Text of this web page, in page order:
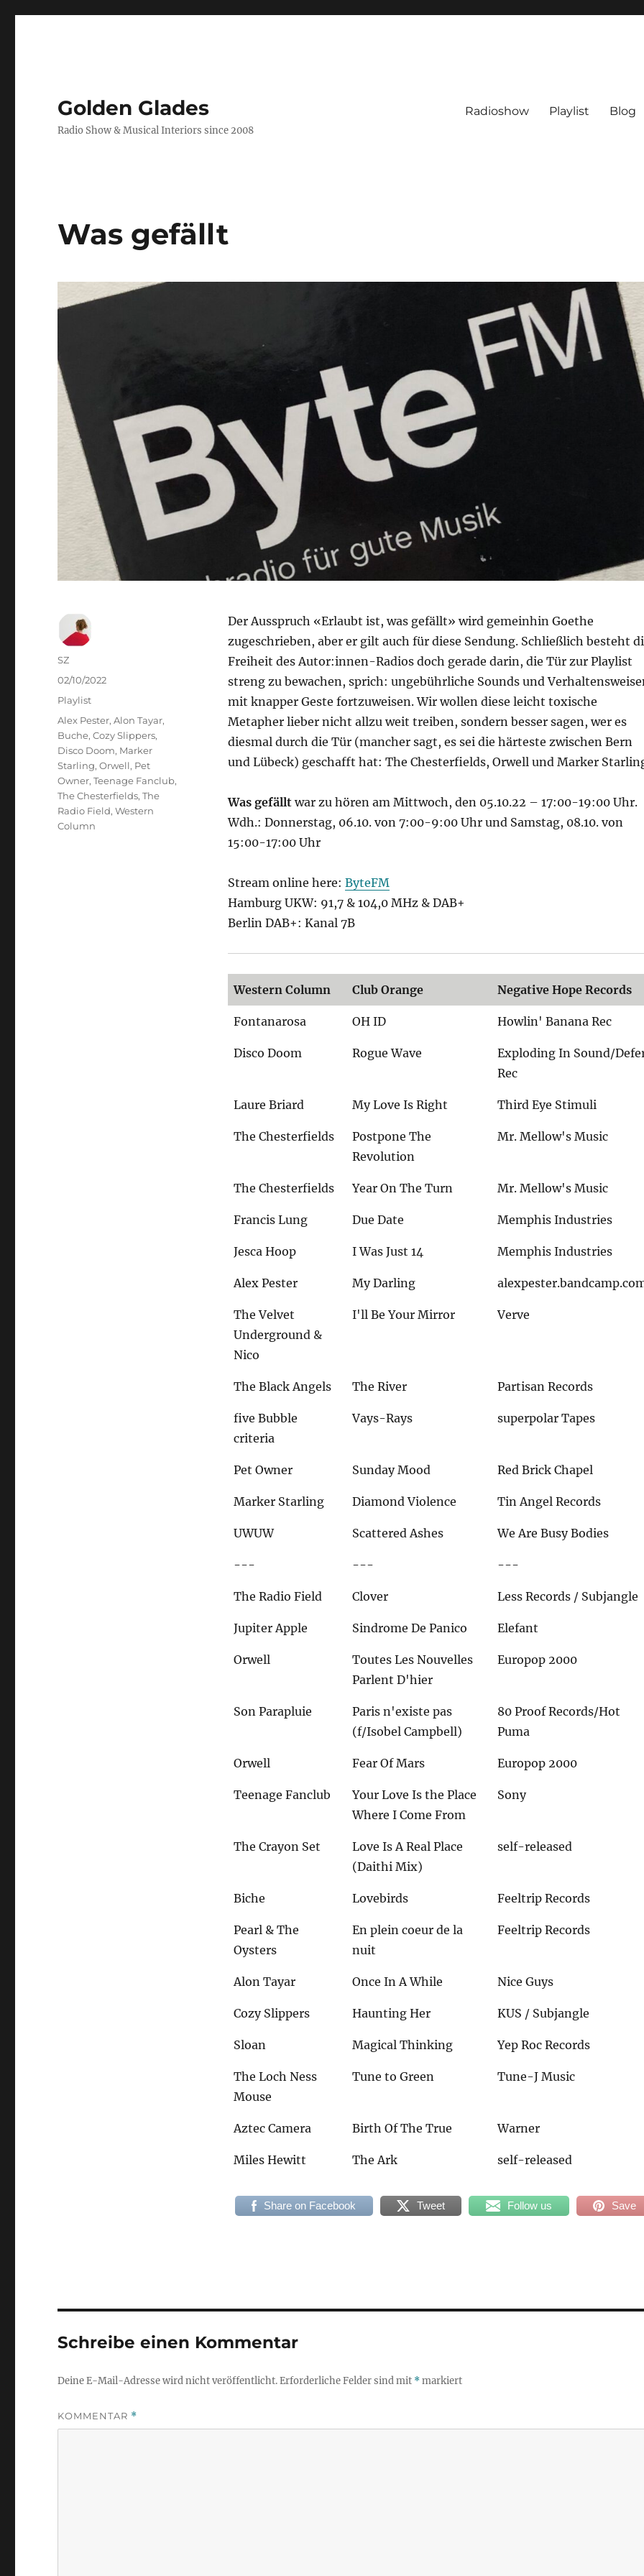
Golden Glades
Radio Show & Musical Interiors since 2008
Radioshow Playlist Blog
Was gefällt
Der Ausspruch «Erlaubt ist, was gefällt» wird gemeinhin Goethe
zugeschrieben, aber er gilt auch für diese Sendung. Schließlich besteht
Freiheit des Autor:innen-Radios doch gerade darin, die Tür zur Playlist
streng zu bewachen, sprich: ungebührliche Sounds und
mit knapper Geste fortzuweisen. Wir wollen diese leicht toxische
Metapher lieber nicht allzu weit treiben, sondern besser sagen, wer es
diesmal durch die Tür (mancher sagt, es sei die härteste zwischen Bern
und Lübeck) geschafft hat: The Chesterfields, Orwell und Marker
Was gefälltwar zu hören am Mittwoch, den 05.10.22 – 17:00-19:00 Uhr.
Wdh.: Donnerstag, 06.10. von 7:00-9:00 Uhr und Samstag, 08.10. von
15:00-17:00 Uhr
Stream online here: ByteFM
Hamburg UKW: 91,7 & 104,0 MHz & DAB+
Berlin DAB+: Kanal 7B
Western Column Club Orange Negative Hope Records
Fontanarosa OH ID Howlin' Banana Rec
Disco Doom Rogue Wave
Exploding In Sound/
Rec
Laure Briard My Love Is Right Third Eye Stimuli
The Chesterfields
Postpone The
Revolution
Mr. Mellow's Music
The Chesterfields Year On The Turn Mr. Mellow's Music
Francis Lung Due Date Memphis Industries
Jesca Hoop I Was Just 14 Memphis Industries
Alex Pester My Darling
The Velvet
Underground &
Nico
I'll Be Your Mirror Verve
The Black Angels The River Partisan Records
five Bubble
criteria
Vays-Rays superpolar Tapes
Pet Owner Sunday Mood Red Brick Chapel
Marker Starling Diamond Violence Tin Angel Records
UWUW Scattered Ashes We Are Busy Bodies
--- --- ---
The Radio Field Clover Less Records / Subjangle
Jupiter Apple Sindrome De Panico Elefant
Orwell
Toutes Les Nouvelles
Parlent D'hier
Europop 2000
Son Parapluie
Paris n'existe pas
(f/Isobel Campbell)
80 Proof Records/Hot
Puma
Orwell Fear Of Mars Europop 2000
Teenage Fanclub
Your Love Is the Place
Where I Come From
Sony
The Crayon Set
Love Is A Real Place
(Daithi Mix)
self-released
Biche Lovebirds Feeltrip Records
Pearl & The
Oysters
En plein coeur de la
nuit
Feeltrip Records
Alon Tayar Once In A While Nice Guys
Cozy Slippers Haunting Her KUS / Subjangle
Sloan Magical Thinking Yep Roc Records
The Loch Ness
Mouse
Tune to Green Tune-J Music
Aztec Camera Birth Of The True Warner
Miles Hewitt The Ark self-released
Share on Facebook Tweet Follow us Save
Autor
SZ
Veröffentlicht
am
02/10/2022
Kategorien
Playlist
Schlagwörter
Alex Pester,Alon Tayar,
Buche,Cozy Slippers,
Disco Doom, Marker
Starling,Orwell, Pet
Owner,Teenage Fanclub,
The Chesterfields,The
Radio Field,Western
Column
Schreibe einen Kommentar
Deine E-Mail-Adresse wird nicht veröffentlicht.Erforderliche Felder sind mit *markiert
KOMMENTAR *